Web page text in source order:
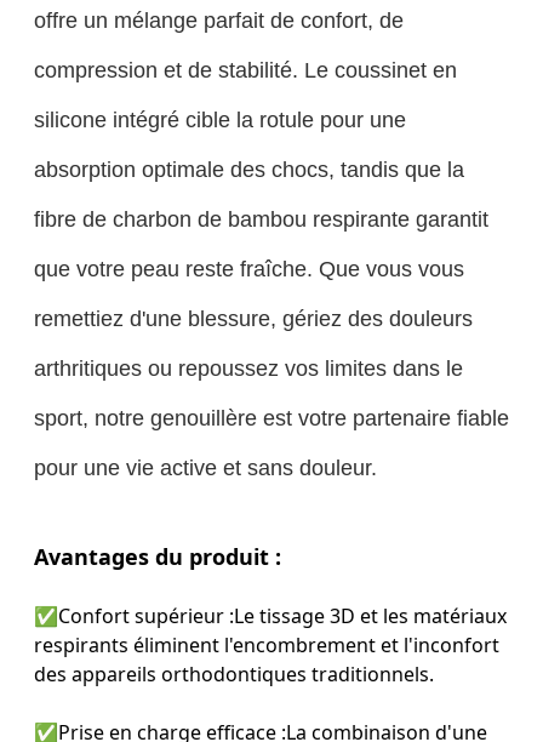
offre un mélange parfait de confort, de
compression et de stabilité. Le coussinet en
silicone intégré cible la rotule pour une
absorption optimale des chocs, tandis que la
fibre de charbon de bambou respirante garantit
que votre peau reste fraîche. Que vous vous
remettiez d'une blessure, gériez des douleurs
arthritiques ou repoussez vos limites dans le
sport, notre genouillère est votre partenaire fiable
pour une vie active et sans douleur.
Avantages du produit :
✅Confort supérieur :Le tissage 3D et les matériaux
respirants éliminent l'encombrement et l'inconfort
des appareils orthodontiques traditionnels.
✅Prise en charge efficace :La combinaison d'une